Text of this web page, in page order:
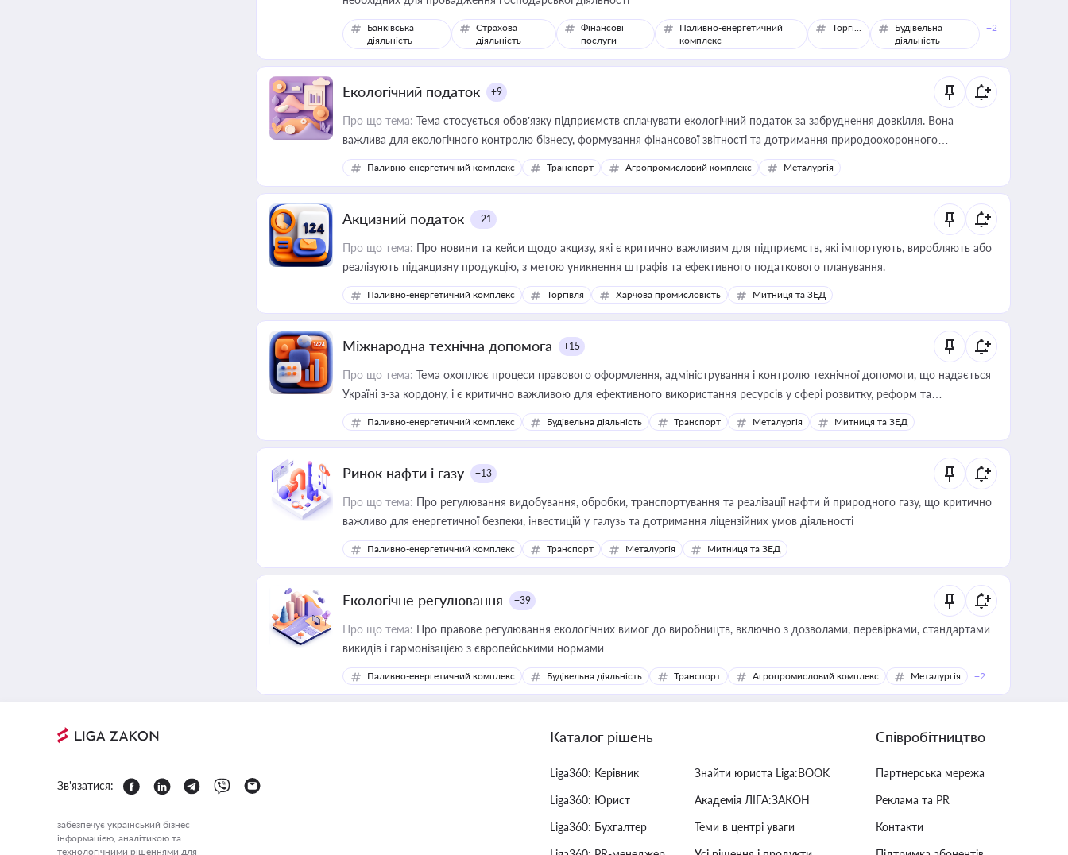
Банківська
діяльність
Страхова
діяльність
Фінансові
послуги
Паливно-енергетичний
комплекс
Торгівля
Будівельна
діяльність
+2
Екологічний податок +9
Про що тема: Тема стосується обов’язку підприємств сплачувати екологічний податок за забруднення довкілля. Вона
важлива для екологічного контролю бізнесу, формування фінансової звітності та дотримання природоохоронного
законодавства
Паливно-енергетичний комплекс Транспорт Агропромисловий комплекс Металургія
Акцизний податок +21
Про що тема: Про новини та кейси щодо акцизу, які є критично важливим для підприємств, які імпортують, виробляють або
реалізують підакцизну продукцію, з метою уникнення штрафів та ефективного податкового планування.
Паливно-енергетичний комплекс Торгівля Харчова промисловість Митниця та ЗЕД
Міжнародна технічна допомога +15
Про що тема: Тема охоплює процеси правового оформлення, адміністрування і контролю технічної допомоги, що надається
Україні з-за кордону, і є критично важливою для ефективного використання ресурсів у сфері розвитку, реформ та
інфраструктурних проєктів
Паливно-енергетичний комплекс Будівельна діяльність Транспорт Металургія Митниця та ЗЕД
Ринок нафти і газу +13
Про що тема: Про регулювання видобування, обробки, транспортування та реалізації нафти й природного газу, що критично
важливо для енергетичної безпеки, інвестицій у галузь та дотримання ліцензійних умов діяльності
Паливно-енергетичний комплекс Транспорт Металургія Митниця та ЗЕД
Екологічне регулювання +39
Про що тема: Про правове регулювання екологічних вимог до виробництв, включно з дозволами, перевірками, стандартами
викидів і гармонізацією з європейськими нормами
Паливно-енергетичний комплекс Будівельна діяльність Транспорт Агропромисловий комплекс Металургія +2
Зв'язатися:
забезпечує український бізнес
інформацією, аналітикою та
технологічними рішеннями для
Каталог рішень
Liga360: Керівник
Liga360: Юрист
Liga360: Бухгалтер
Знайти юриста Liga:BOOK
Академія ЛІГА:ЗАКОН
Теми в центрі уваги
Співробітництво
Партнерська мережа
Реклама та PR
Контакти